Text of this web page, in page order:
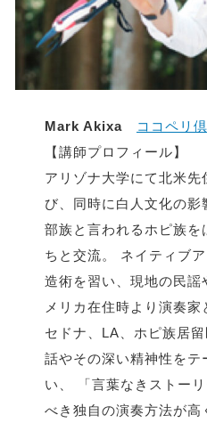
Mark Akixa
ココペリ
【講師プロフィール】
アリゾナ大学にて北米
び、同時に白人文化の影
部族と言われるホピ族を
ちと交流。 ネイティブ
造術を習い、現地の民謡
メリカ在住時より演奏家
セドナ、LA、ホピ族居
話やその深い精神性をテ
い、 「言葉なきストー
べき独自の演奏方法が高